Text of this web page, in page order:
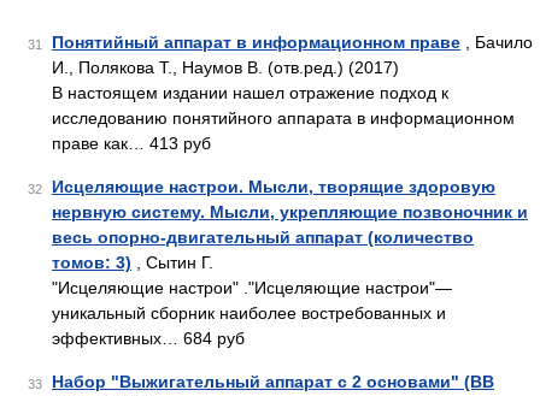
31 Понятийный аппарат в информационном праве , Бачило
И., Полякова Т., Наумов В. (отв.ред.) (2017)
В настоящем издании нашел отражение подход к
исследованию понятийного аппарата в информационном
праве как… 413 руб
32
Исцеляющие настрои. Мысли, творящие здоровую
нервную систему. Мысли, укрепляющие позвоночник и
весь опорно-двигательный аппарат (количество
томов: 3) , Сытин Г.
"Исцеляющие настрои" ."Исцеляющие настрои"—
уникальный сборник наиболее востребованных и
эффективных… 684 руб
33
Набор "Выжигательный аппарат с 2 основами" (ВВ